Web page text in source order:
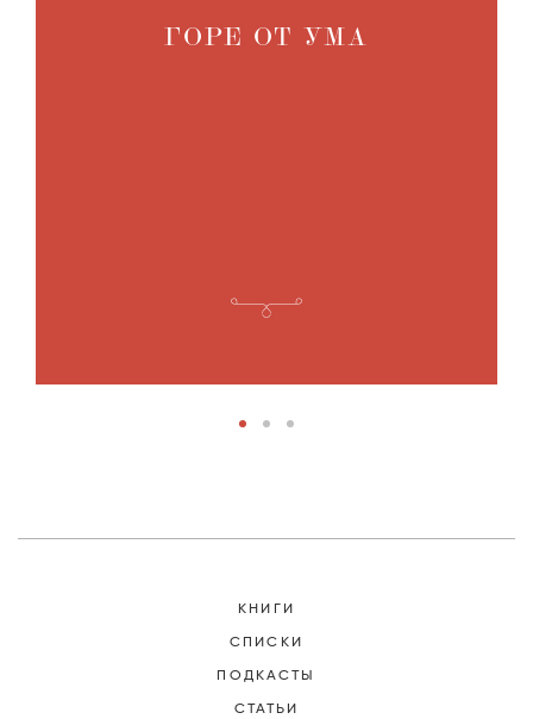
ГОРЕ ОТ УМА
КНИГИ
СПИСКИ
ПОДКАСТЫ
СТАТЬИ